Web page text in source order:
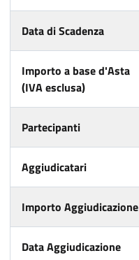
Data di Scadenza
Importo a base d'Asta
(IVA esclusa)
Partecipanti
Aggiudicatari
Importo Aggiudicazione
Data Aggiudicazione